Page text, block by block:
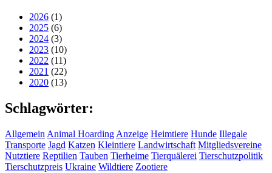
2026 (1)
2025 (6)
2024 (3)
2023 (10)
2022 (11)
2021 (22)
2020 (13)
Schlagwörter:
Allgemein Animal Hoarding Anzeige Heimtiere Hunde Illegale
Transporte Jagd Katzen Kleintiere Landwirtschaft Mitgliedsvereine
Nutztiere Reptilien Tauben Tierheime Tierquälerei Tierschutzpolitik
Tierschutzpreis Ukraine Wildtiere Zootiere